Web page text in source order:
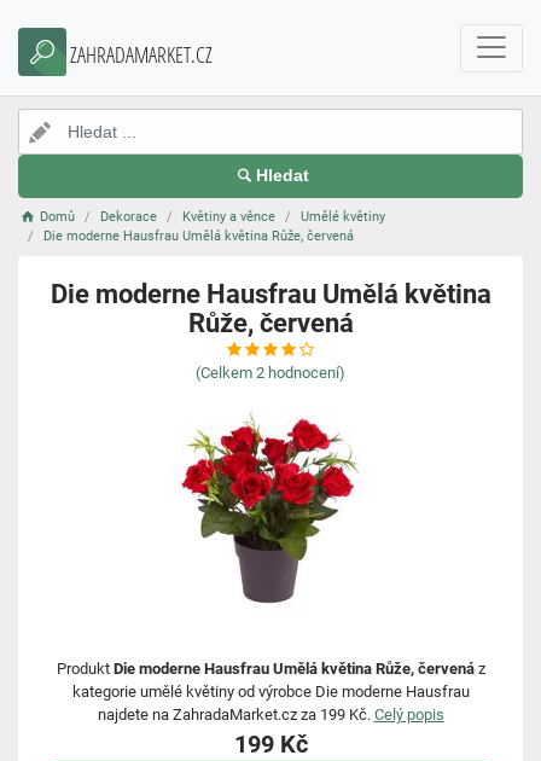
ZAHRADAMARKET.CZ
Hledat
Domů Dekorace Květiny a věnce
Umělé květiny
Die moderne Hausfrau Umělá květina Růže, červená
Die moderne Hausfrau Umělá květina
Růže, červená
(Celkem 2 hodnocení)
Produkt Die moderne Hausfrau Umělá květina Růže, červenáz
kategorie umělé květiny od výrobce Die moderne Hausfrau
najdete na ZahradaMarket.cz za 199 Kč. Celý popis
199 Kč